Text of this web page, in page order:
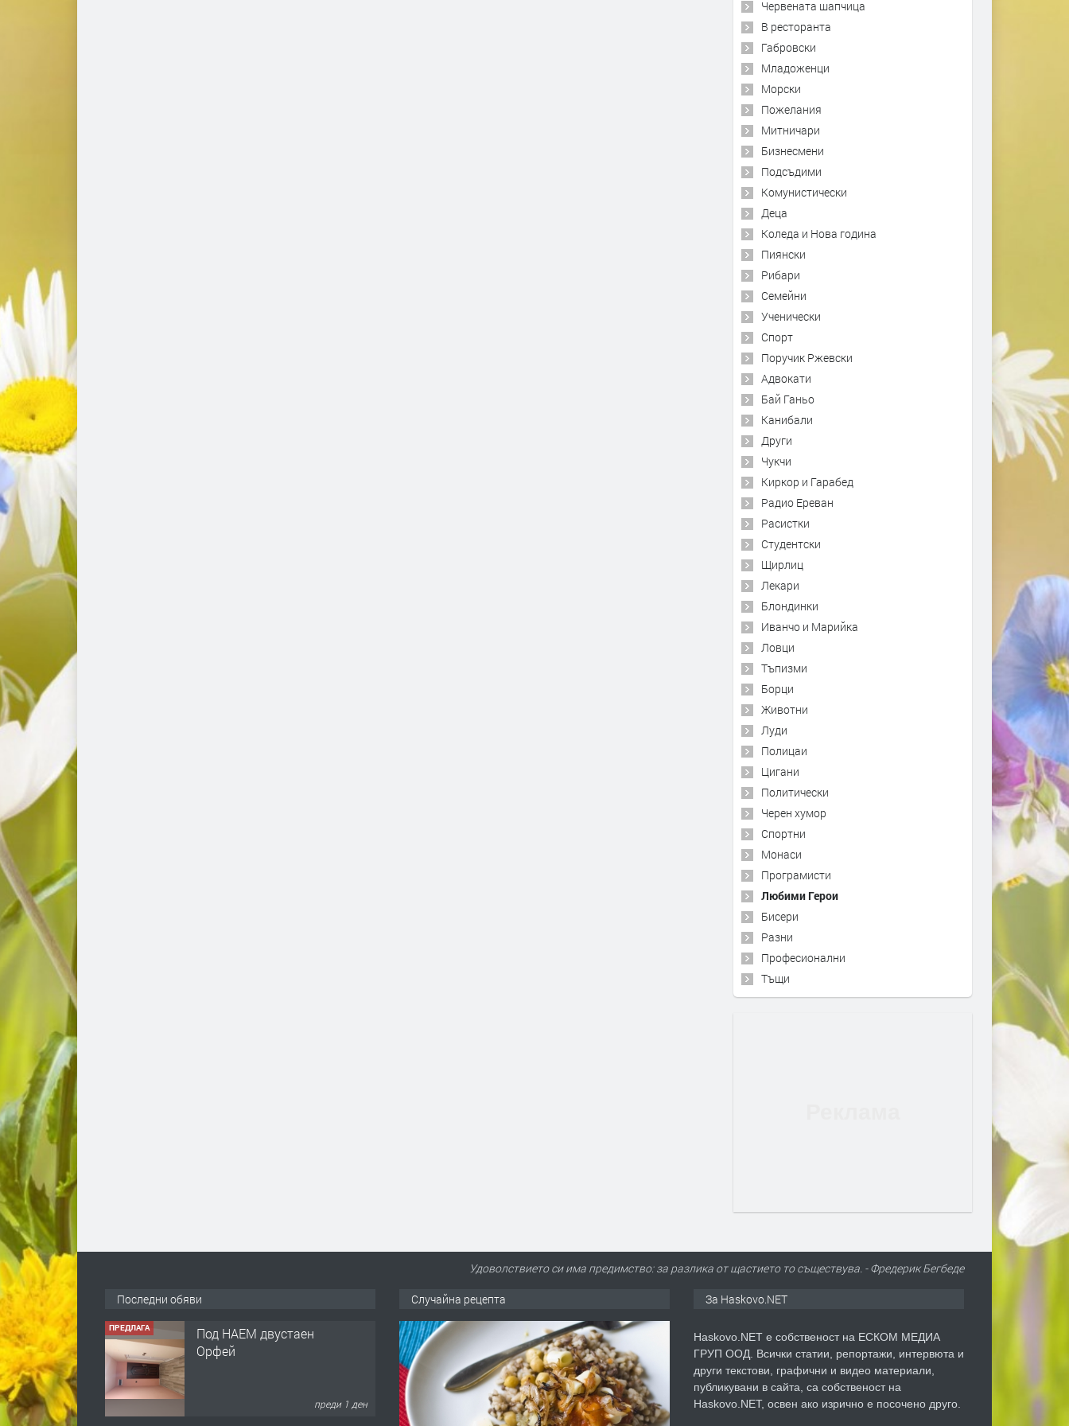
Червената шапчица
В ресторанта
Габровски
Младоженци
Морски
Пожелания
Митничари
Бизнесмени
Подсъдими
Комунистически
Деца
Коледа и Нова година
Пиянски
Рибари
Семейни
Ученически
Спорт
Поручик Ржевски
Адвокати
Бай Ганьо
Канибали
Други
Чукчи
Киркор и Гарабед
Радио Ереван
Расистки
Студентски
Щирлиц
Лекари
Блондинки
Иванчо и Марийка
Ловци
Тъпизми
Борци
Животни
Луди
Полицаи
Цигани
Политически
Черен хумор
Спортни
Монаси
Програмисти
Любими Герои
Бисери
Разни
Професионални
Тъщи
Удоволствието си има предимство: за разлика от щастието то съществува. - Фредерик Бегбеде
Последни обяви
ПРЕДЛАГА
Под НАЕМ двустаен
Орфей
преди 1 ден
Случайна рецепта За Haskovo.NET
Haskovo.NET е собственост на ЕСКОМ МЕДИА
ГРУП ООД. Всички статии, репортажи, интервюта и
други текстови, графични и видео материали,
публикувани в сайта, са собственост на
Haskovo.NET, освен ако изрично е посочено друго.